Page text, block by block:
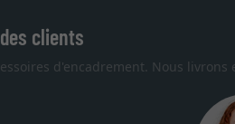
clients
d'encadrement. Nous livrons